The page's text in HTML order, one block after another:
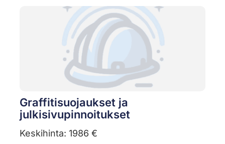
Graffitisuojaukset ja
julkisivupinnoitukset
Keskihinta: 1986 €